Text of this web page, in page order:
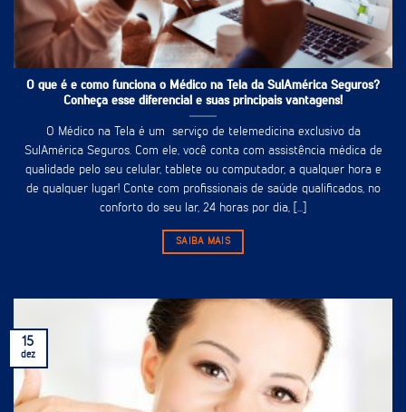
O que é e como funciona o Médico na Tela da SulAmérica Seguros?
Conheça esse diferencial e suas principais vantagens!
O Médico na Tela é um serviço de telemedicina exclusivo da
SulAmérica Seguros. Com ele, você conta com assistência médica de
qualidade pelo seu celular, tablete ou computador, a qualquer hora e
de qualquer lugar! Conte com profissionais de saúde qualificados, no
conforto do seu lar, 24 horas por dia, [...]
SAIBA MAIS
15
dez